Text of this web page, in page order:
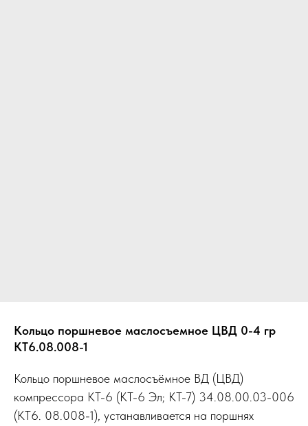
Кольцо поршневое маслосъемное ЦВД 0-4 гр
КТ6.08.008-1
Кольцо поршневое маслосъёмное ВД (ЦВД)
компрессора КТ-6 (КТ-6 Эл; КТ-7) 34.08.00.03-006
(КТ6. 08.008-1), устанавливается на поршнях